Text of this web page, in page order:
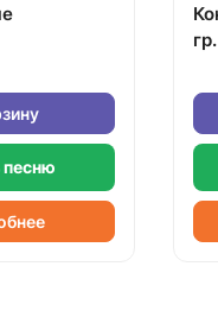
песню
гр.